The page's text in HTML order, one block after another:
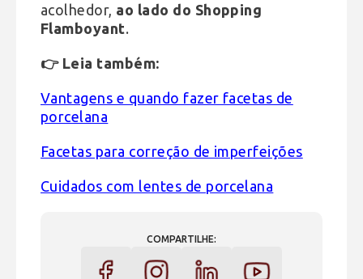
acolhedor, ao lado do Shopping
Flamboyant.
👉 Leia também:
Vantagens e quando fazer facetas de
porcelana
Facetas para correção de imperfeições
Cuidados com lentes de porcelana
COMPARTILHE: